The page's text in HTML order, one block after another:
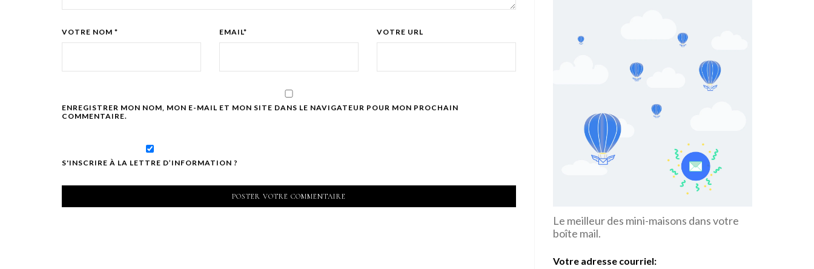
VOTRE NOM * EMAIL* VOTRE URL
ENREGISTRER MON NOM, MON E-MAIL ET MON SITE DANS LE NAVIGATEUR POUR MON PROCHAIN
COMMENTAIRE.
S'INSCRIRE À LA LETTRE D’INFORMATION ?
Le meilleur des mini-maisons dans votre
boîte mail.
Votre adresse courriel: